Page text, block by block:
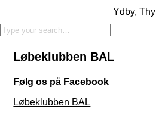
Ydby, Thy
Løbeklubben BAL
Følg os på Facebook
Løbeklubben BAL